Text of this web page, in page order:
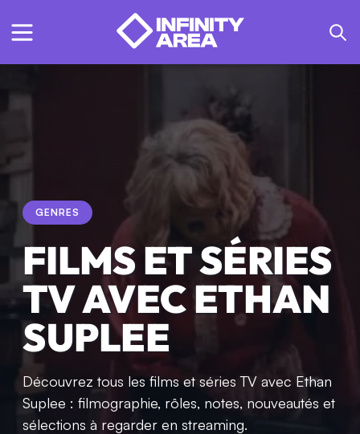
GENRES
FILMS ET SÉRIES
TV AVEC ETHAN
SUPLEE
Découvrez tous les films et séries TV avec Ethan
Suplee : filmographie, rôles, notes, nouveautés et
sélections à regarder en streaming.